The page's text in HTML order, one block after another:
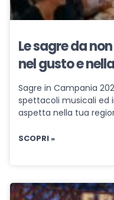
Le sagre da
nel gusto e
Sagre in Campania
spettacoli musicali
aspetta nella tua
SCOPRI »